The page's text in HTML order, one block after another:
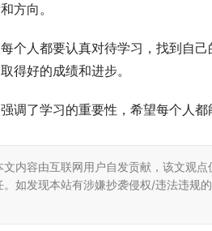
方向。
个人都要认真对待学习，找到自
得好的成绩和进步。
调了学习的重要性，希望每个人
文内容由互联网用户自发贡献，该文观
。如发现本站有涉嫌抄袭侵权/违法违规